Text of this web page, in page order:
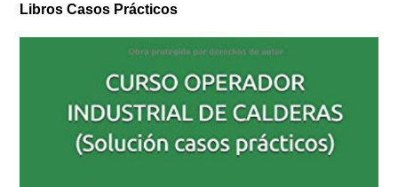
Libros Casos Prácticos